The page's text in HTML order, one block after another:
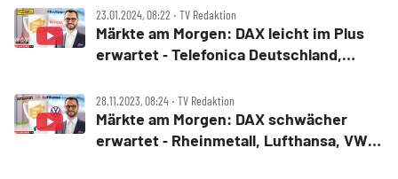
Shockwave Medical, Gamestop, Direct
Digital
23.01.2024, 08:22 ‧ TV Redaktion
Märkte am Morgen: DAX leicht im Plus
erwartet ‑ Telefonica Deutschland,
Traton, Kering, J.B. Hunt, Vita Coco
28.11.2023, 08:24 ‧ TV Redaktion
Märkte am Morgen: DAX schwächer
erwartet ‑ Rheinmetall, Lufthansa, VW,